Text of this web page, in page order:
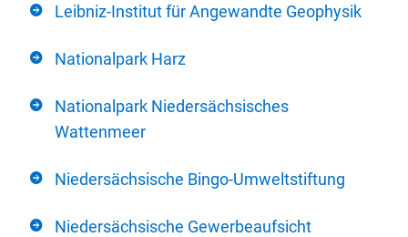
Leibniz-Institut für Angewandte Geophysik
Nationalpark Harz
Nationalpark Niedersächsisches
Wattenmeer
Niedersächsische Bingo-Umweltstiftung
Niedersächsische Gewerbeaufsicht